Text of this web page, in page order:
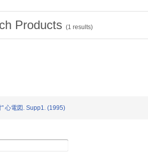
Products (1 results)
心電図. Supp1. (1995)